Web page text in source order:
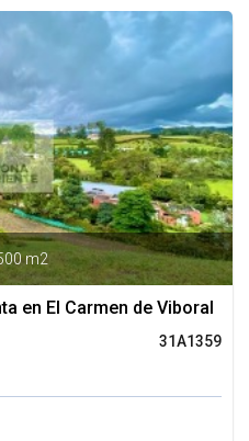
m2
en El Carmen de Viboral
31A1359